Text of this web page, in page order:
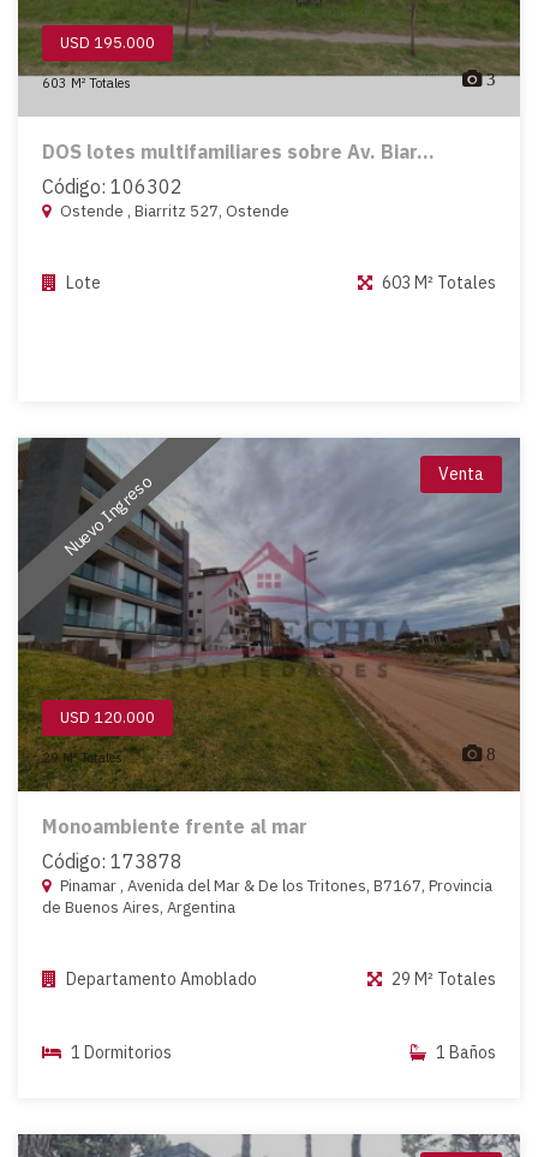
USD 195.000
603 M² Totales 3
DOS lotes multifamiliares sobre Av. Biar...
Código: 106302
Ostende , Biarritz 527, Ostende
Lote 603 M² Totales
Nuevo Ingreso Venta
USD 120.000
29 M² Totales 8
Monoambiente frente al mar
Código: 173878
Pinamar , Avenida del Mar & De los Tritones, B7167, Provincia
de Buenos Aires, Argentina
Departamento Amoblado 29 M² Totales
1 Dormitorios 1 Baños